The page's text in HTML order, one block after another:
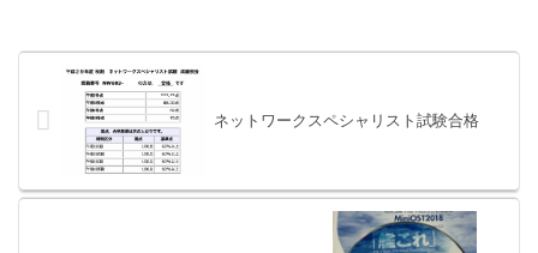
ネットワークスペシャリスト試験合格